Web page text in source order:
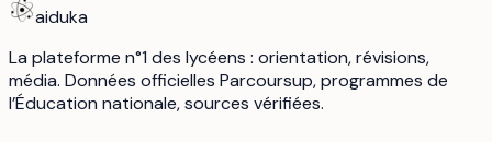
aiduka
La plateforme n°1 des lycéens : orientation, révisions,
média. Données officielles Parcoursup, programmes de
l’Éducation nationale, sources vérifiées.